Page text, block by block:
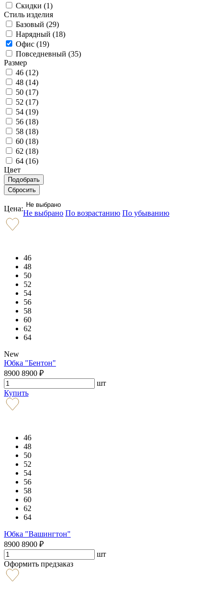
Скидки (1)
Стиль изделия
Базовый (29)
Нарядный (18)
Офис (19)
Повседневный (35)
Размер
46 (12)
48 (14)
50 (17)
52 (17)
54 (19)
56 (18)
58 (18)
60 (18)
62 (18)
64 (16)
Цвет
Цена: Не выбрано
Не выбрано По возрастанию По убыванию
46
48
50
52
54
56
58
60
62
64
New
Юбка "Бентон"
8900 8900 ₽
шт
Купить
46
48
50
52
54
56
58
60
62
64
Юбка "Вашингтон"
8900 8900 ₽
шт
Оформить предзаказ